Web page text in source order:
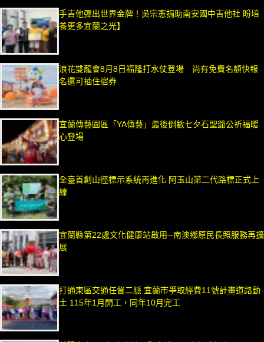
手吉他彈出世界金牌！吳宗憲捐助南安國中吉他社 盼培
養更多宜蘭之光】
浪花雙龍會8月8日福隆打水仗登場 尚有免費名額快報
名還可抽住宿券
宜蘭傳藝園區「YA傳藝」最後倒數七夕石聖爺公祈福暖
心登場
全臺首創山徑標示系統再進化 阿玉山第二代路標正式上
線
宜蘭縣第22處文化健康站啟用─南澳鄉原民長照服務再擴
展
打通東區交通任督二脈 宜蘭市爭取經費11號計畫道路動
土 115年1月開工，同年10月完工